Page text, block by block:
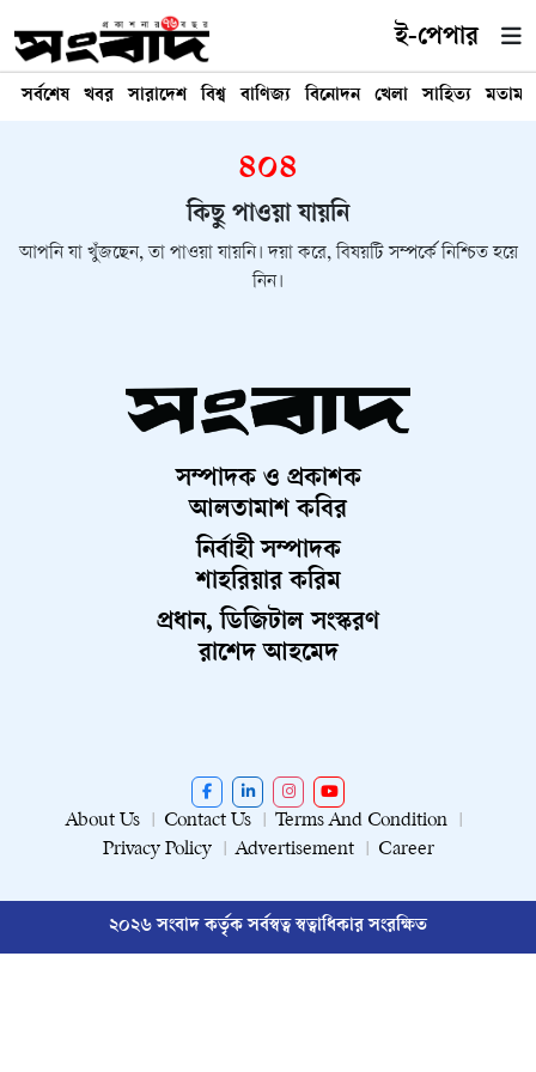
ই-পেপার
সর্বশেষ খবর সারাদেশ বিশ্ব বাণিজ্য বিনোদন খেলা সাহিত্য মতামত
৪০৪
কিছু পাওয়া যায়নি
আপনি যা খুঁজছেন, তা পাওয়া যায়নি। দয়া করে, বিষয়টি সম্পর্কে নিশ্চিত হয়ে
নিন।
সম্পাদক ও প্রকাশক
আলতামাশ কবির
নির্বাহী সম্পাদক
শাহরিয়ার করিম
প্রধান, ডিজিটাল সংস্করণ
রাশেদ আহমেদ
About Us Contact Us
Terms And Condition
Privacy Policy
Advertisement Career
২০২৬ সংবাদ কর্তৃক সর্বস্বত্ব স্বত্বাধিকার সংরক্ষিত